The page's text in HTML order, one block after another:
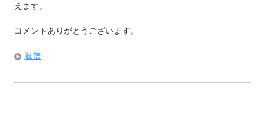
えます。
コメントありがとうございます。
返信